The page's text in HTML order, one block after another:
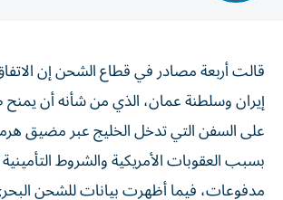
قالت أربعة مصادر في قطاع الشحن إن
إيران وسلطنة عمان، الذي من ‌شأنه أن يمنح
على السفن التي تدخل الخليج عبر ​مضيق
بسبب العقوبات الأمريكية والشروط
مدفوعات، فيما أظهرت بيانات للشحن البحري